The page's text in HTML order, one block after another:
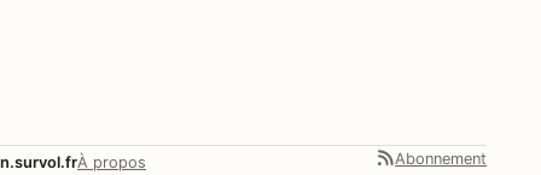
n.survol.frÀ propos Abonnement